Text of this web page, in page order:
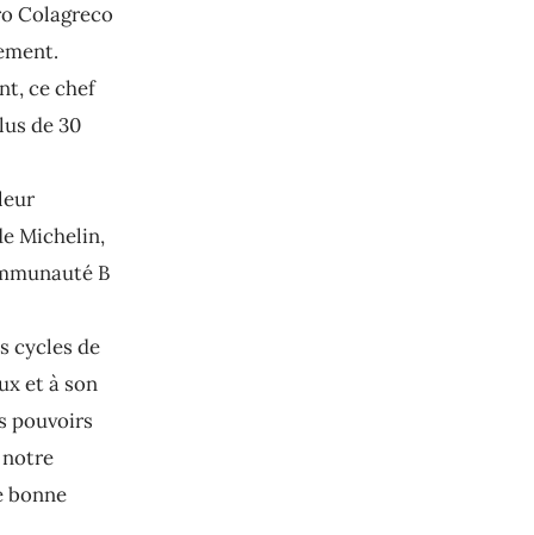
Colagreco
ce chef
de 30
Michelin,
B
cycles de
et à son
pouvoirs
notre
bonne